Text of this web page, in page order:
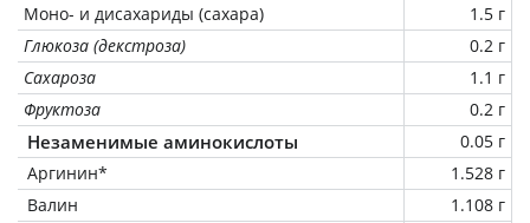
Моно- и дисахариды (сахара)
1.5 г
Глюкоза (декстроза)
0.2 г
Сахароза
1.1 г
Фруктоза
0.2 г
Незаменимые аминокислоты
0.05 г
Аргинин*
1.528 г
Валин
1.108 г